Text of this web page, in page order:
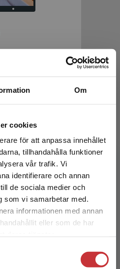
Om
cookies
för att anpassa innehållet
tillhandahålla funktioner
vår trafik. Vi
identifierare och annan
de sociala medier och
som vi samarbetar med.
informationen med annan
eller som de har
en enhet utanför Sverige.
utanför Sverige. För
måste
barn och unga
H (red.)